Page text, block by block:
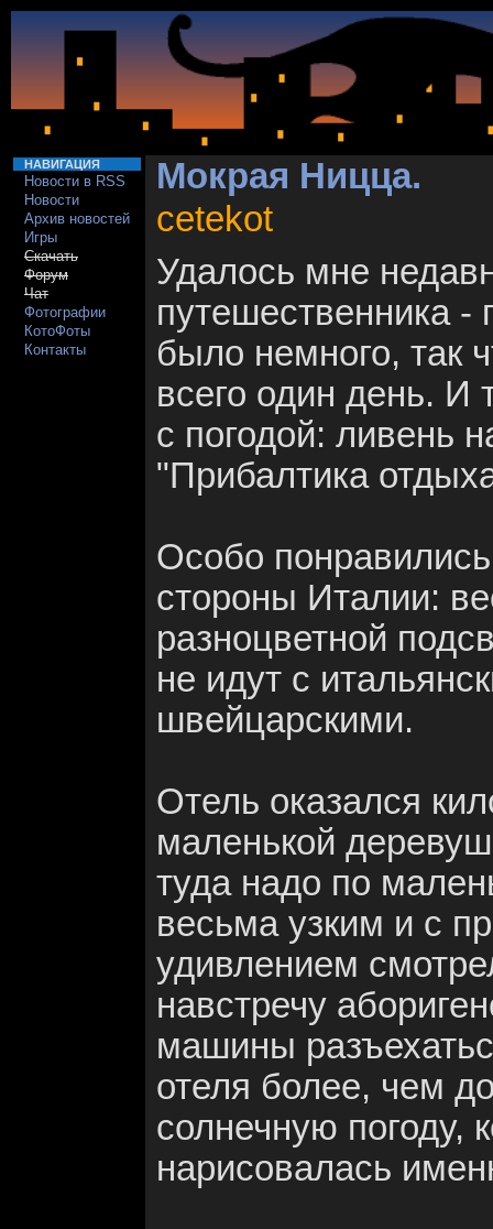
НАВИГАЦИЯ
Новости в RSS
Новости
Архив новостей
Игры
Скачать
Форум
Чат
Фотографии
КотоФоты
Контакты
Мокрая Ницца.
cetekot
Удалось мне
путешественника
было немного, так
всего один день. И
с погодой: ливень
"Прибалтика
Особо
стороны Италии:
разноцветной
не идут с
швейцарскими.
Отель оказался
маленькой
туда надо по
весьма узким и с
удивлением
навстречу
машины
отеля более, чем
солнечную погоду,
нарисовалась